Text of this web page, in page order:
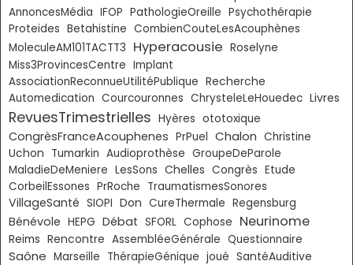
AnnoncesMédia IFOP PathologieOreille Psychothérapie
Proteides Betahistine CombienCouteLesAcouphènes
MoleculeAM101TACTT3 Hyperacousie Roselyne
Miss3ProvincesCentre Implant
AssociationReconnueUtilitéPublique Recherche
Automedication Courcouronnes ChrysteleLeHouedec Livres
RevuesTrimestrielles Hyères ototoxique
CongrèsFranceAcouphenes PrPuel Chalon Christine
Uchon Tumarkin Audioprothèse GroupeDeParole
MaladieDeMeniere LesSons Chelles Congrès Etude
CorbeilEssones PrRoche TraumatismesSonores
VillageSanté SIOPI Don CureThermale Regensburg
Bénévole HEPG Débat SFORL Cophose Neurinome
Reims Rencontre AssembléeGénérale Questionnaire
Saône Marseille ThérapieGénique joué SantéAuditive